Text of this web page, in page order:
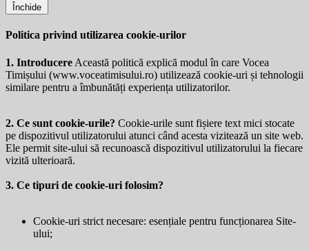
Închide
Politica privind utilizarea cookie-urilor
1. Introducere Această politică explică modul în care Vocea
Timișului (www.voceatimisului.ro) utilizează cookie-uri și tehnologii
similare pentru a îmbunătăți experiența utilizatorilor.
2. Ce sunt cookie-urile? Cookie-urile sunt fișiere text mici stocate
pe dispozitivul utilizatorului atunci când acesta vizitează un site web.
Ele permit site-ului să recunoască dispozitivul utilizatorului la fiecare
vizită ulterioară.
3. Ce tipuri de cookie-uri folosim?
Cookie-uri strict necesare: esențiale pentru funcționarea Site-
ului;